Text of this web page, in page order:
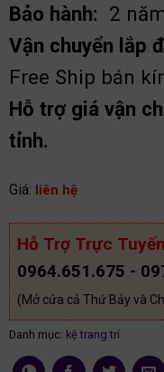
Bảo hành: 2
Vận chuyển lắp
Free Ship bán
Hỗ trợ giá vận
tỉnh.
Giá: liên hệ
Hỗ Trợ Trực
0964.651.675 -
(Mở cửa cả Thứ Bảy và
Danh mục: kệ trang trí